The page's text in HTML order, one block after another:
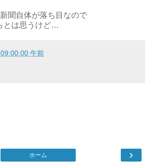
聞自体が落ち目なので
とは思うけど…
午前
›
ホーム